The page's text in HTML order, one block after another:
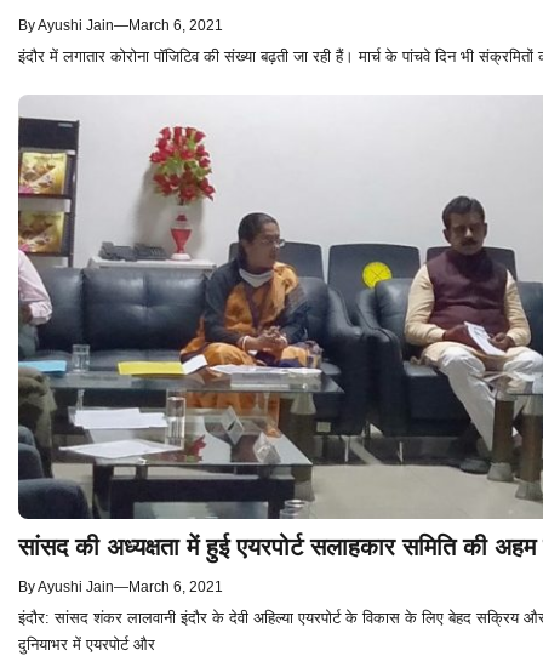
ByAyushi Jain—March 6, 2021
इंदौर में लगातार कोरोना पॉजिटिव की संख्या बढ़ती जा रही हैं। मार्च के पांचवे दिन भी
सांसद की अध्यक्षता में हुई एयरपोर्ट सलाहकार समिति की
ByAyushi Jain—March 6, 2021
इंदौर: सांसद शंकर लालवानी इंदौर के देवी अहिल्या एयरपोर्ट के विकास के लिए बेहद सक्रिय
दुनियाभर में एयरपोर्ट और